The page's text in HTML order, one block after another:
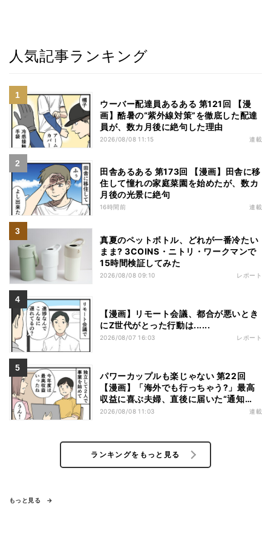
人気記事ランキング
ウーバー配達員あるある 第121回 【漫
画】酷暑の“紫外線対策”を徹底した配達
員が、数カ月後に絶句した理由
2026/08/08 11:15 連載
田舎あるある 第173回 【漫画】田舎に移
住して憧れの家庭菜園を始めたが、数カ
月後の光景に絶句
16時間前 連載
真夏のペットボトル、どれが一番冷たい
まま? 3COINS・ニトリ・ワークマンで
15時間検証してみた
2026/08/08 09:10 レポート
【漫画】リモート会議、都合が悪いとき
にZ世代がとった行動は......
2026/08/07 16:03 レポート
パワーカップルも楽じゃない 第22回
【漫画】「海外でも行っちゃう?」最高
収益に喜ぶ夫婦、直後に届いた“通知
書”で現実に戻された
2026/08/08 11:03 連載
ランキングをもっと見る
もっと見る